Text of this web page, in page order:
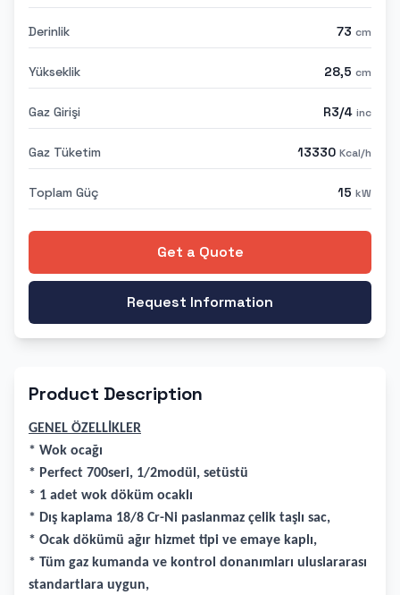
Derinlik 73 cm
Yükseklik 28,5 cm
Gaz Girişi R3/4 inc
Gaz Tüketim 13330 Kcal/h
Toplam Güç 15 kW
Get a Quote
Request Information
Product Description
GENEL ÖZELLİKLER
* Wok ocağı
* Perfect 700seri, 1/2modül, setüstü
* 1 adet wok döküm ocaklı
* Dış kaplama 18/8 Cr-Ni paslanmaz çelik taşlı sac,
* Ocak dökümü ağır hizmet tipi ve emaye kaplı,
* Tüm gaz kumanda ve kontrol donanımları uluslararası
standartlara uygun,